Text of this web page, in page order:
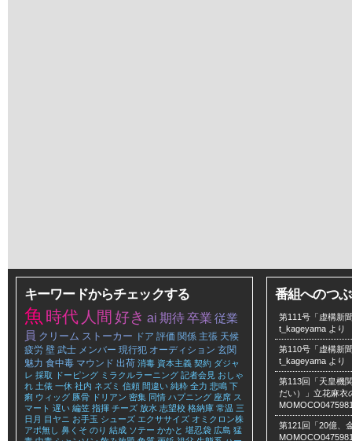
キーワードからチェックする
魚 時代 人間 好き ai 期待卒業 従業
員 クリーム ストーカー ドア 評価 関係 主張 天候
疲労 壁 武士 メンバー 現行犯 オーディション 玄関
魅力 食中毒 マウンド 出荷 消毒 資本主義 契約 ダジャ
レ 採取 ドーピング ミラクルラーニング 記者会見 おしゃ
れ 土俵 一休 社内 ネズミ 信頼 間違い 純粋 全力 悲鳴 下
痢 ウィッグ 豚骨 ドリアン 密集 同情 ハプニング 座席 ス
マート 遅い 編笠 指揮 チーズ 放水 志望校 格納庫 常温 三
日月 目ヤニ お手玉 シューズ エクササイズ オミクロン株
アポ無し 鼻くそ のり 結成 ソテー かかと 堪忍袋 広島 猛
番組へのつ
第111号「虚構新
t_kageyama より
第110号「虚構新
t_kageyama より
第113回「天皇機
だい）」立花麻衣
第121回「20億、